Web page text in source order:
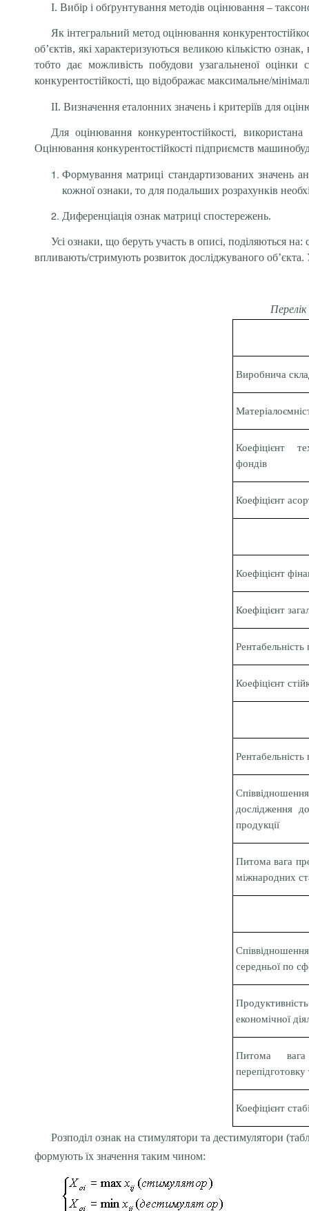
I. Вибір і обґрунтування методів оцінювання –
Як інтегральний метод оцінювання
об’єктів, які характеризуються великою кількістю
тобто дає можливість побудови узагальненої оцінки
конкурентостійкості, що відображає максимальне/
II. Визначення еталонних значень і критеріїв для
Для оцінювання конкурентостійкості,
Оцінювання конкурентостійкості підприємств
Формування матриці стандартизованих значень
кожної ознаки, то для подальших розрахунків
Диференціація ознак матриці спостережень.
Усі ознаки, що беруть участь в описі, поділяються
впливають/стримують розвиток досліджуваного об’єкта.
Виробнича
Коефіцієнт
фондів
Коефіцієнт
Коефіцієнт
Коефіцієнт
Рентабельність
Коефіцієнт
Рентабельність
дослідження
продукції
Питома вага
міжнародних
середньої по
економічної
Питома
перепідготовку
Коефіцієнт
Розподіл ознак на стимулятори та дестимулятори
формують їх значення таким чином: